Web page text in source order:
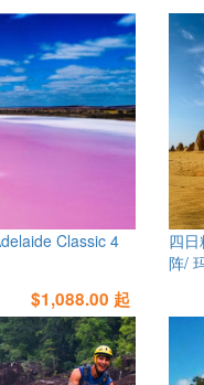
Classic 4
$1,088.00 起
四
阵/